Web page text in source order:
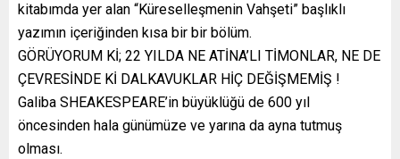
kitabımda yer alan “Küreselleşmenin Vahşeti” başlıklı
yazımın içeriğinden kısa bir bir bölüm.
GÖRÜYORUM Kİ; 22 YILDA NE ATİNA’LI TİMONLAR, NE DE
ÇEVRESİNDE Kİ DALKAVUKLAR HİÇ DEĞİŞMEMİŞ !
Galiba SHEAKESPEARE’in büyüklüğü de 600 yıl
öncesinden hala günümüze ve yarına da ayna tutmuş
olması.